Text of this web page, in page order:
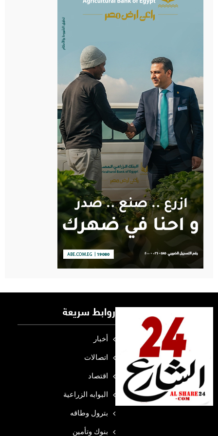
روابط سريعة
أخبار
اتصالات
اقتصاد
البوابه الزراعية
بترول وطاقه
بنوك وتأمين